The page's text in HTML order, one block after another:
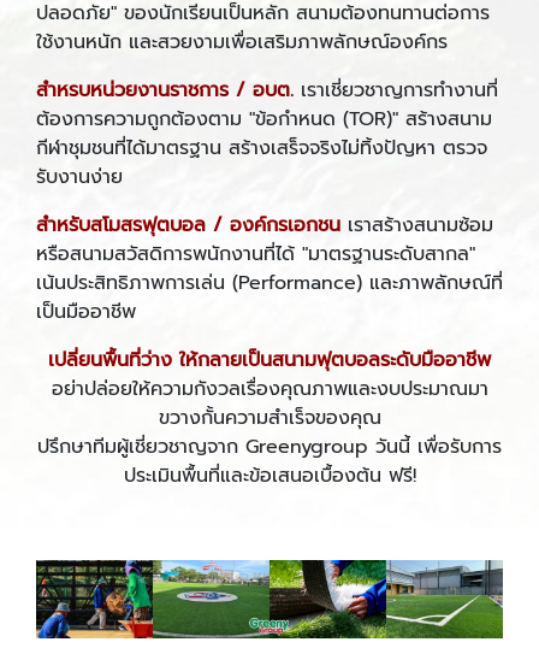
ปลอดภัย" ของนักเรียนเป็นหลัก สนามต้องทนทานต่อการ
ใช้งานหนัก และสวยงามเพื่อเสริมภาพลักษณ์องค์กร
สำหรบหน่วยงานราชการ / อบต. เราเชี่ยวชาญการทำงานที่
ต้องการความถูกต้องตาม "ข้อกำหนด (TOR)" สร้างสนาม
กีฬาชุมชนที่ได้มาตรฐาน สร้างเสร็จจริงไม่ทิ้งปัญหา ตรวจ
รับงานง่าย
สำหรับสโมสรฟุตบอล / องค์กรเอกชน เราสร้างสนามซ้อม
หรือสนามสวัสดิการพนักงานที่ได้ "มาตรฐานระดับสากล"
เน้นประสิทธิภาพการเล่น (Performance) และภาพลักษณ์ที่
เป็นมืออาชีพ
เปลี่ยนพื้นที่ว่าง ให้กลายเป็นสนามฟุตบอลระดับมืออาชีพ
อย่าปล่อยให้ความกังวลเรื่องคุณภาพและงบประมาณมา
ขวางกั้นความสำเร็จของคุณ
ปรึกษาทีมผู้เชี่ยวชาญจาก Greenygroup วันนี้ เพื่อรับการ
ประเมินพื้นที่และข้อเสนอเบื้องต้น ฟรี!